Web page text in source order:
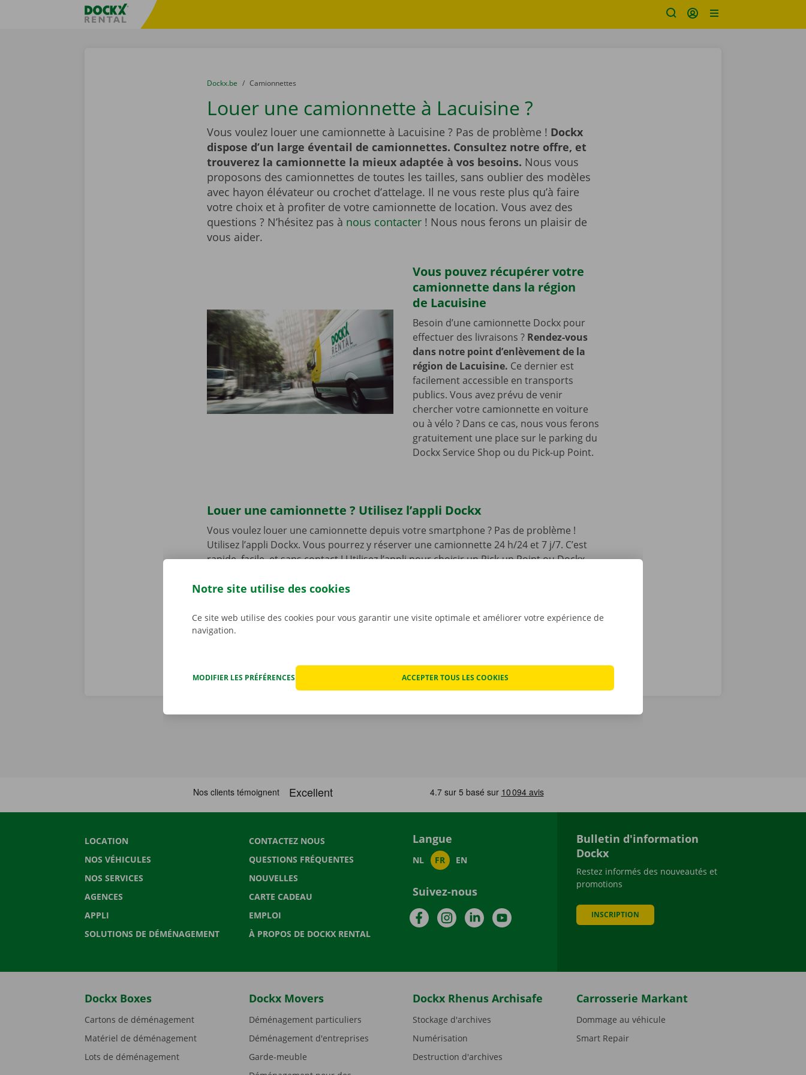
sitename
You are here:
du
Dockx.be to
Camionnettes
Louer une camionnette à Lacuisine ?
Vous voulez louer une camionnette à Lacuisine ? Pas de problème ! Dockx
dispose d’un large éventail de camionnettes. Consultez notre offre, et
trouverez la camionnette la mieux adaptée à vos besoins. Nous vous
proposons des camionnettes de toutes les tailles, sans oublier des modèles
avec hayon élévateur ou crochet d’attelage. Il ne vous reste plus qu’à faire
votre choix et à profiter de votre camionnette de location. Vous avez des
questions ? N’hésitez pas à nous contacter! Nous nous ferons un plaisir de
vous aider.
Vous pouvez récupérer votre
camionnette dans la région
de Lacuisine
Besoin d’une camionnette Dockx pour
effectuer des livraisons ? Rendez-vous
dans notre point d’enlèvement de la
région de Lacuisine. Ce dernier est
facilement accessible en transports
publics. Vous avez prévu de venir
chercher votre camionnette en voiture
ou à vélo ? Dans ce cas, nous vous ferons
gratuitement une place sur le parking du
Dockx Service Shop ou du Pick-up Point.
Louer une camionnette ? Utilisez l’appli Dockx
Vous voulez louer une camionnette depuis votre smartphone ? Pas de problème !
Utilisez l’appli Dockx. Vous pourrez y réserver une camionnette 24 h/24 et 7 j/7. C’est
rapide, facile, et sans contact ! Utilisez l’appli pour choisir un Pick-up Point ou Dockx
récupérer votre camionnette, vous n’aurez qu’à l’ouvrir à l’aide d’une clé numérique.
LOCATION
NOS VÉHICULES
NOS SERVICES
AGENCES
APPLI
SOLUTIONS DE DÉMÉNAGEMENT
CONTACTEZ NOUS
QUESTIONS FRÉQUENTES
NOUVELLES
CARTE CADEAU
EMPLOI
À PROPOS DE DOCKX RENTAL
Langue
NL FR EN
Suivez-nous
FacebookInstagramLinkedInYouTube
Bulletin d'information
Dockx
Restez informés des nouveautés et
promotions
INSCRIPTION
Dockx Boxes
Cartons de déménagement
Matériel de déménagement
Lots de déménagement
Dockx Movers
Déménagement particuliers
Déménagement d'entreprises
Garde-meuble
Dockx Rhenus Archisafe
Stockage d'archives
Numérisation
Destruction d'archives
Carrosserie Markant
Dommage au véhicule
Smart Repair
Notre site utilise des cookies
Ce site web utilise des cookies pour vous garantir une visite optimale et améliorer votre expérience de
navigation.
MODIFIER LES PRÉFÉRENCES ACCEPTER TOUS LES COOKIES